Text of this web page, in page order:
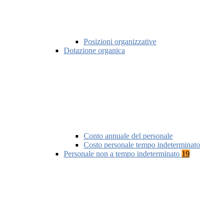
Posizioni organizzative
Dotazione organica
Conto annuale del personale
Costo personale tempo indeterminato
Personale non a tempo indeterminato 19